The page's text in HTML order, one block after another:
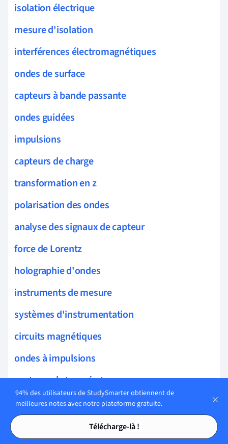
Tables des matières
Tables des matières
isolation électrique
mesure d'isolation
interférences électromagnétiques
ondes de surface
capteurs à bande passante
ondes guidées
impulsions
capteurs de charge
transformation en z
polarisation des ondes
analyse des signaux de capteur
force de Lorentz
holographie d'ondes
instruments de mesure
systèmes d'instrumentation
circuits magnétiques
ondes à impulsions
capteurs de température
capteurs chimiques
magnétisme appliqué
94% des utilisateurs de StudySmarter obtiennent de
meilleures notes avec notre plateforme gratuite.
Télécharge-là !